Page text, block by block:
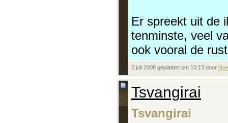
Er spreekt uit de
tenminste, veel
ook vooral de
2 juli 2008 geplaatst om 10:13 door
Tsvangirai
Tsvangirai